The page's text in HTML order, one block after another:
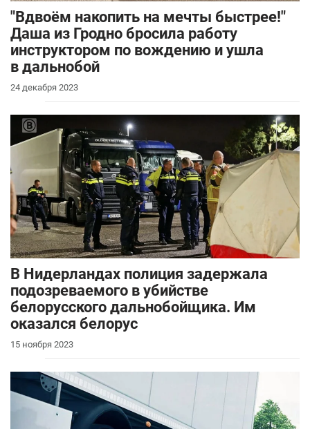
"Вдвоём накопить на мечты быстрее!"
Даша из Гродно бросила работу
инструктором по вождению и ушла
в дальнобой
24 декабря 2023
В Нидерландах полиция задержала
подозреваемого в убийстве
белорусского дальнобойщика. Им
оказался белорус
15 ноября 2023